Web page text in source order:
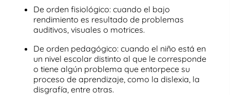
De orden fisiológico: cuando el bajo
rendimiento es resultado de problemas
auditivos, visuales o motrices.
De orden pedagógico: cuando el niño está en
un nivel escolar distinto al que le corresponde
o tiene algún problema que entorpece su
proceso de aprendizaje, como la dislexia, la
disgrafía, entre otras.